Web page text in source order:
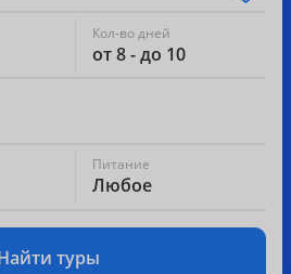
Кол-во дней
от 8 - до 10
Питание
Любое
туры